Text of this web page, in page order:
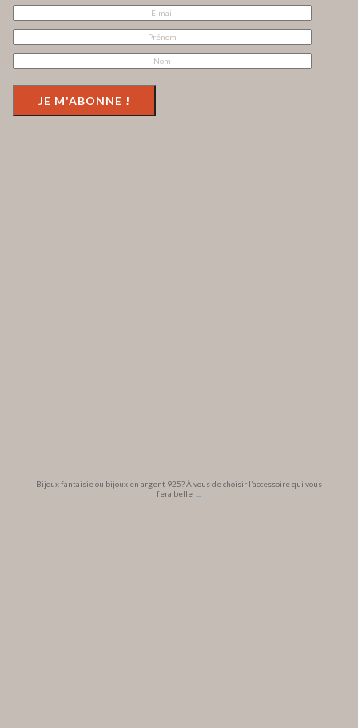
Bijoux fantaisie ou bijoux en argent 925? À vous de choisir l’accessoire qui vous
fera belle